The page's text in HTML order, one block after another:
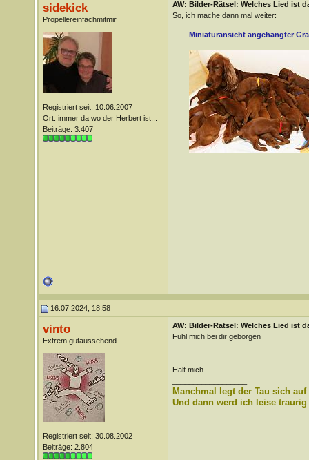
sidekick
Propellereinfachmitmir
Registriert seit: 10.06.2007
Ort: immer da wo der Herbert ist...
Beiträge: 3.407
AW: Bilder-Rätsel: Welches Lied ist
So, ich mache dann mal weiter:
Miniaturansicht angehängter
16.07.2024, 18:58
vinto
Extrem gutaussehend
Registriert seit: 30.08.2002
Beiträge: 2.804
AW: Bilder-Rätsel: Welches Lied ist
Fühl mich bei dir geborgen
Halt mich
Manchmal legt der Tau sich
Und dann werd ich leise traurig